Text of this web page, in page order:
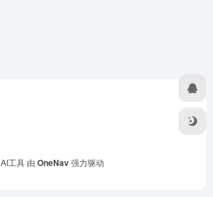
AI工具 由 OneNav强力驱动